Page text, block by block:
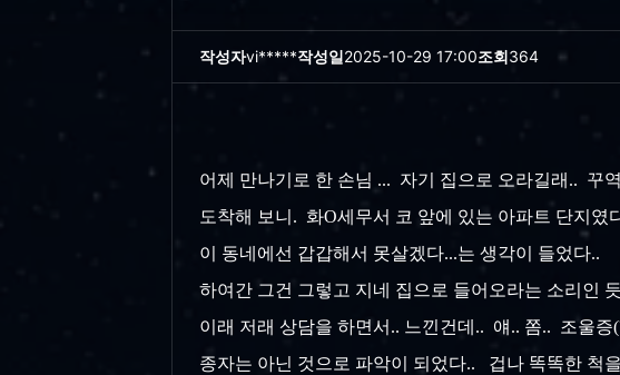
작성자vi*****작성일2025-10-29 17:00조회364
어제 만나기로 한 손님 ... 자기 집으로 오라길래.. 꾸
도착해 보니. 화O세무서 코 앞에 있는 아파트 단지
이 동네에선 갑갑해서 못살겠다...는 생각이 들었다..
하여간 그건 그렇고 지네 집으로 들어오라는 소리인
이래 저래 상담을 하면서.. 느낀건데.. 얘.. 쫌.. 조울
종자는 아닌 것으로 파악이 되었다.. 겁나 똑똑한 척